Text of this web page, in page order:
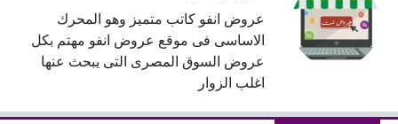
عروض انفو كاتب متميز وهو المحرك
الاساسى فى موقع عروض انفو مهتم بكل
عروض السوق المصرى التى يبحث عنها
اغلب الزوار